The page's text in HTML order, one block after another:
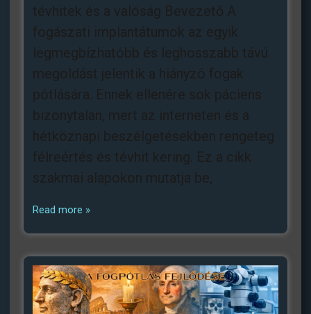
tévhitek és a valóság Bevezető A
fogászati implantátumok az egyik
legmegbízhatóbb és leghosszabb távú
megoldást jelentik a hiányzó fogak
pótlására. Ennek ellenére sok páciens
bizonytalan, mert az interneten és a
hétköznapi beszélgetésekben rengeteg
félreértés és tévhit kering. Ez a cikk
szakmai alapokon mutatja be,
Read more »